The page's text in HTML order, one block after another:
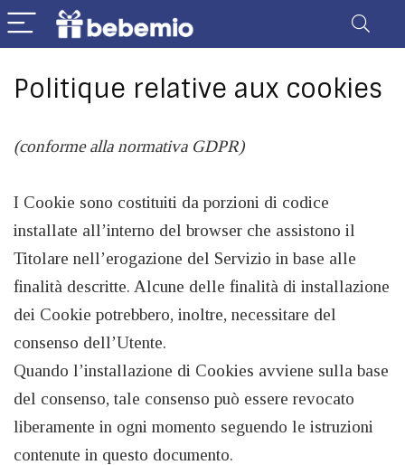
Politique relative aux cookies
(conforme alla normativa GDPR)
I Cookie sono costituiti da porzioni di codice
installate all’interno del browser che assistono il
Titolare nell’erogazione del Servizio in base alle
finalità descritte. Alcune delle finalità di installazione
dei Cookie potrebbero, inoltre, necessitare del
consenso dell’Utente.
Quando l’installazione di Cookies avviene sulla base
del consenso, tale consenso può essere revocato
liberamente in ogni momento seguendo le istruzioni
contenute in questo documento.